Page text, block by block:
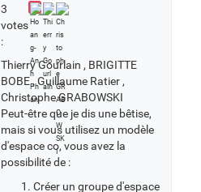
3
votes
:
Thierry Gourlain , BRIGITTE
BOBE , Guillaume Ratier ,
Christophe GRABOWSKI
Peut-être que je dis une bêtise,
mais si vous utilisez un modèle
d'espace co, vous avez la
possibilité de :
Créer un groupe d'espace